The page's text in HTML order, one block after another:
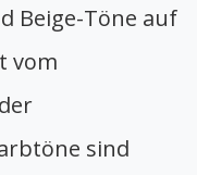
Beige-Töne auf
vom
sind